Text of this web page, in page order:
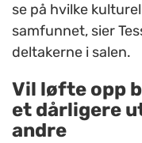
se på hvilke
samfunnet, sier
deltakerne i salen.
Vil løfte opp
et dårligere
andre